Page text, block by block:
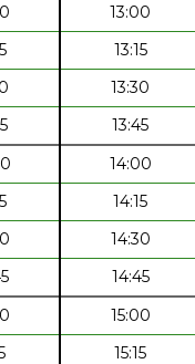
13:00
13:15
13:30
13:45
14:00
14:15
14:30
14:45
15:00
15:15